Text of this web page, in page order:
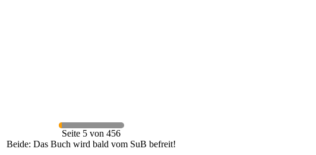
Seite 5 von 456
Beide: Das Buch wird bald vom SuB befreit!